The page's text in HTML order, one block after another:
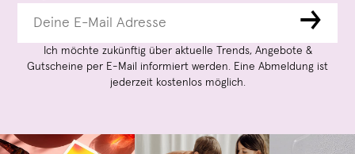
→
Ich möchte zukünftig über aktuelle Trends, Angebote &
Gutscheine per E-Mail informiert werden. Eine Abmeldung ist
jederzeit kostenlos möglich.